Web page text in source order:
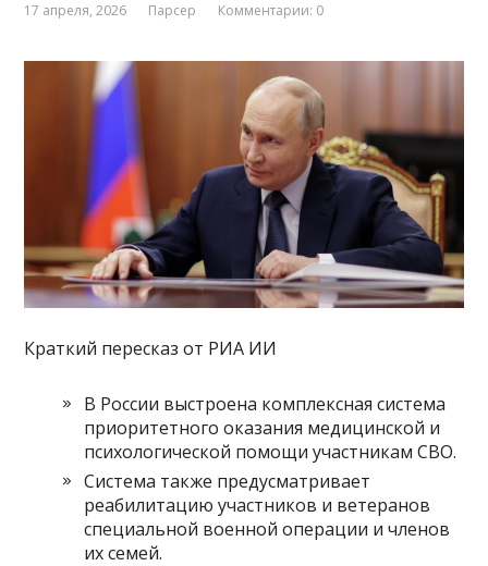
17 апреля, 2026 Парсер Комментарии: 0
Краткий пересказ от РИА ИИ
В России выстроена комплексная система
приоритетного оказания медицинской и
психологической помощи участникам СВО.
Система также предусматривает
реабилитацию участников и ветеранов
специальной военной операции и членов
их семей.